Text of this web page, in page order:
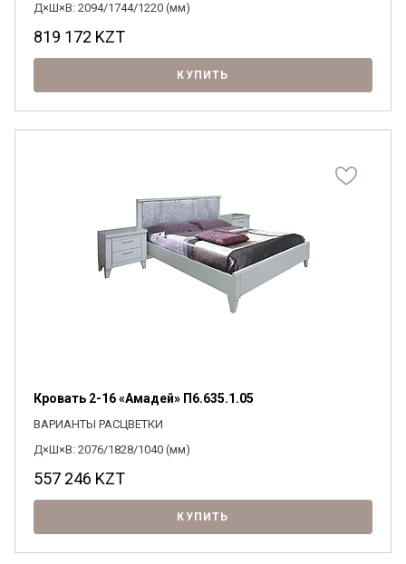
Д×Ш×В: 2094/1744/1220 (мм)
819 172 KZT
КУПИТЬ
Кровать 2-16 «Амадей» П6.635.1.05
ВАРИАНТЫ РАСЦВЕТКИ
Д×Ш×В: 2076/1828/1040 (мм)
557 246 KZT
КУПИТЬ